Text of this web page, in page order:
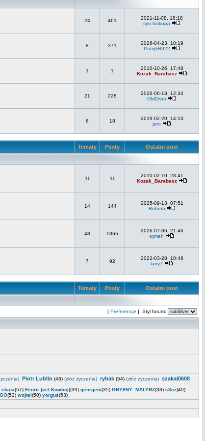
24 461
2021-11-08, 18:18
syn biskupa
8 371
2026-04-23, 10:19
PatrykR922
1 1
2010-10-26, 17:48
Kozak_Barabasz
21 228
2026-06-13, 12:34
OldDiver
6 18
2019-02-20, 14:53
jaro
Tematy Posty Ostatni post
11 11
2010-02-10, 23:41
Kozak_Barabasz
14 144
2025-09-13, 07:51
Robrob
48 1365
2026-07-06, 21:46
tqmeh
7 92
2022-03-28, 10:48
larry7
Tematy Posty Ostatni post
[ Preferencje ] Styl forum:
Piotr Lublin (48) (złóż życzenia) rybak (54) (złóż życzenia) szakal0608
ebata(57) Fenrir (vel Kowboj)(39) georgeiii(35) GRYFNY_MALYRZ(33) k3cz(49)
(52) wojtel(50) yorguś(53)